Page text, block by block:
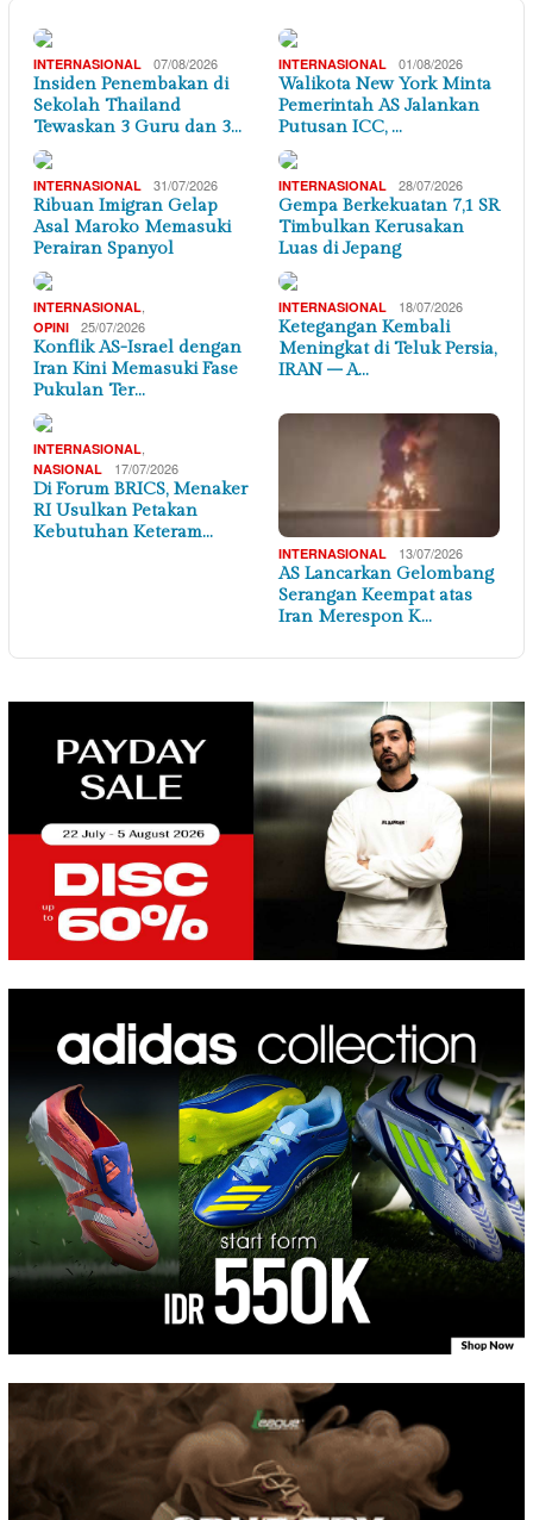
INTERNASIONAL 07/08/2026
Insiden Penembakan di
Sekolah Thailand
Tewaskan 3 Guru dan 3…
INTERNASIONAL 01/08/2026
Walikota New York Minta
Pemerintah AS Jalankan
Putusan ICC, …
INTERNASIONAL 31/07/2026
Ribuan Imigran Gelap
Asal Maroko Memasuki
Perairan Spanyol
INTERNASIONAL 28/07/2026
Gempa Berkekuatan 7,1 SR
Timbulkan Kerusakan
Luas di Jepang
INTERNASIONAL
OPINI 25/07/2026
Konflik AS-Israel dengan
Iran Kini Memasuki Fase
Pukulan Ter…
INTERNASIONAL 18/07/2026
Ketegangan Kembali
Meningkat di Teluk Persia,
IRAN – A…
INTERNASIONAL
NASIONAL 17/07/2026
Di Forum BRICS, Menaker
RI Usulkan Petakan
Kebutuhan Keteram…
INTERNASIONAL 13/07/2026
AS Lancarkan Gelombang
Serangan Keempat atas
Iran Merespon K…